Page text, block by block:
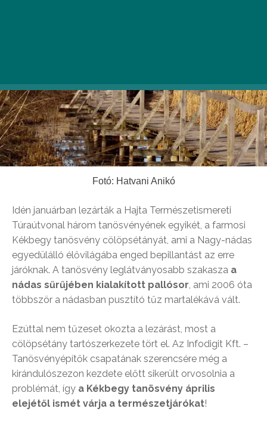
Fotó: Hatvani Anikó
Idén januárban lezárták a Hajta Természetismereti
Túraútvonal három tanösvényének egyikét, a farmosi
Kékbegy tanösvény cölöpsétányát, ami a Nagy-nádas
egyedülálló élővilágába enged bepillantást az erre
járóknak. A tanösvény leglátványosabb szakasza a
nádas sűrűjében kialakított pallósor, ami 2006 óta
többször a nádasban pusztító tűz martalékává vált.
Ezúttal nem tűzeset okozta a lezárást, most a
cölöpsétány tartószerkezete tört el. Az Infodigit Kft. –
Tanösvényépítők csapatának szerencsére még a
kirándulószezon kezdete előtt sikerült orvosolnia a
problémát, így a Kékbegy tanösvény április
elejétől ismét várja a természetjárókat!